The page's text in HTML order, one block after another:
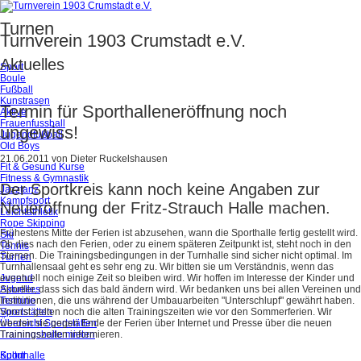
Turnverein 1903 Crumstadt e.V.
Sport
Boule
Fußball
Kunstrasen
Aktive
Frauenfussball
Jugendfußball
Old Boys
Fit & Gesund Kurse
Fitness & Gymnastik
Jazztanz
Kampfsport
Leichtathletik
Rope Skipping
Ski
Tennis
Turnen
Jugend
Aktuelles
Termine
Sportstätten
Übersicht Sportstätten
Trainingshalle mieten
Kultur
Turnen
Aktuelles
Termin für Sporthalleneröffnung noch
ungewiss!
21.06.2011 von Dieter Ruckelshausen
Der Sportkreis kann noch keine Angaben zur
Neueröffnung der Fritz-Strauch Halle machen.
Frühestens Mitte der Ferien ist abzusehen, wann die Sporthalle fertig gestellt wird.
Ob dies nach den Ferien, oder zu einem späteren Zeitpunkt ist, steht noch in den
Sternen. Die Trainingsbedingungen in der Turnhalle sind sicher nicht optimal. Im
Turnhallensaal geht es sehr eng zu. Wir bitten sie um Verständnis, wenn das
eventuell noch einige Zeit so bleiben wird. Wir hoffen im Interesse der Kinder und
Sportler, dass sich das bald ändern wird. Wir bedanken uns bei allen Vereinen und
Institutionen, die uns während der Umbauarbeiten "Unterschlupf" gewährt haben.
Vorerst gelten noch die alten Trainingszeiten wie vor den Sommerferien. Wir
werden sie gegen Ende der Ferien über Internet und Presse über die neuen
Trainingszeiten informieren.
Sporthalle